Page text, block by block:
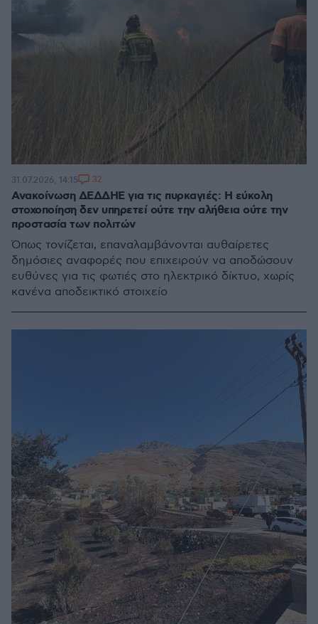
Ανακοίνωση ΔΕΔΔΗΕ για τις πυρκαγιές: Η εύκολη
στοχοποίηση δεν υπηρετεί ούτε την αλήθεια ούτε την
προστασία των πολιτών
Όπως τονίζεται, επαναλαμβάνονται αυθαίρετες
δημόσιες αναφορές που επιχειρούν να αποδώσουν
ευθύνες για τις φωτιές στο ηλεκτρικό δίκτυο, χωρίς
κανένα αποδεικτικό στοιχείο
31.07.2026, 14:15 32